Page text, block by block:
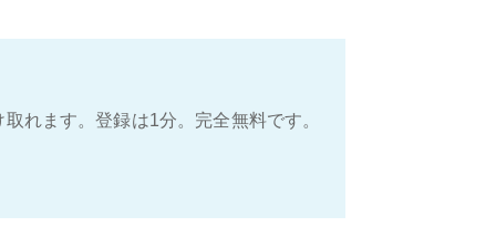
れます。登録は1分。完全無料です。